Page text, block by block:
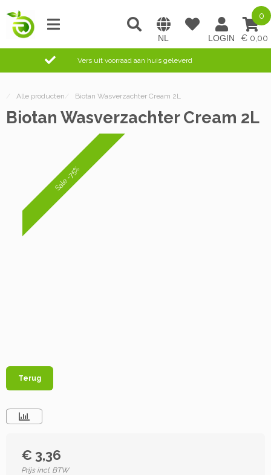
0,00
0
Vers uit voorraad aan huis geleverd
/ Alle producten / Biotan Wasverzachter Cream 2L
Biotan Wasverzachter Cream 2L
Sale -75%
Terug
€ 3,36
Prijs incl. BTW